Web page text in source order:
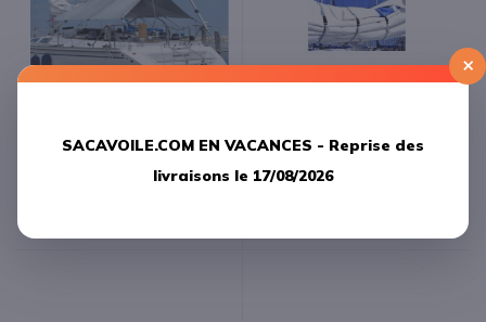
soleil standard small 3.00 m x
2.60 m( Fin de série 1 en
ferlage xs 140 X 240 mm -
Vendu par 3-
×
SACAVOILE.COM EN VACANCES - Reprise des
livraisons le 17/08/2026